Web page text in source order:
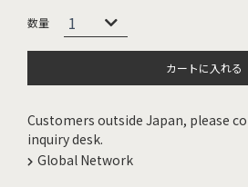
カートに入れる
Customers outside Japan, please
inquiry desk.
Global Network